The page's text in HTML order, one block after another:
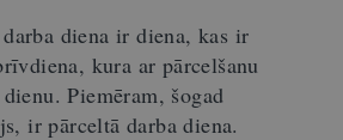
darba diena ir diena, kas ir
kura ar pārcelšanu
Piemēram, šogad
ir pārceltā darba diena.